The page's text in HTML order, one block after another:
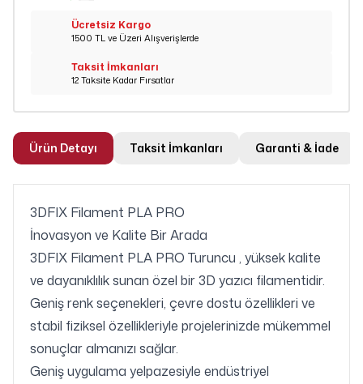
Ücretsiz Kargo
1500 TL ve Üzeri Alışverişlerde
Taksit İmkanları
12 Taksite Kadar Fırsatlar
Ürün Detayı Taksit İmkanları Garanti & İade
3DFIX Filament PLA PRO
İnovasyon ve Kalite Bir Arada
3DFIX Filament PLA PRO Turuncu , yüksek kalite
ve dayanıklılık sunan özel bir 3D yazıcı filamentidir.
Geniş renk seçenekleri, çevre dostu özellikleri ve
stabil fiziksel özellikleriyle projelerinizde mükemmel
sonuçlar almanızı sağlar.
Geniş uygulama yelpazesiyle endüstriyel